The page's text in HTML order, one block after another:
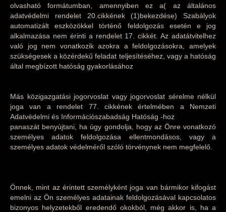
olvasható formátumban, amennyiben ez a( az általános
adatvédelmi rendelet 20.cikkének (1)bekezdése) Szabályok
automatizált eszközökkel történő feldolgozás esetén e jog
alkalmazása nem érinti a rendelet 17. cikkét. Az adatátvitelhez
való jog nem vonatkozik azokra a feldolgozásokra, amelyek
szükségesek a közérdekű feladat teljesítéséhez, vagy a hatóság
által megbízott hatóság gyakorlásához
Más közigazgatási jogorvoslat vagy jogorvoslat sérelme nélkül
joga van a rendelet 77. cikkének értelmében a Nemzeti
Adatvédelmi és Információszabadság Hatóság -hoz
panaszát benyújtani, ha úgy gondolja, hogy az Önre vonatkozó
személyes adatok feldolgozása ellentmondásos, vagy a
személyes adatok védelméről szóló törvénynek nem megfelelő.
Önnek, mint az érintett személyként joga van bármikor kifogást
emelni az Ön személyes adatainak feldolgozásával kapcsolatos
bizonyos helyzetekből eredendő okokból, még akkor is, ha a